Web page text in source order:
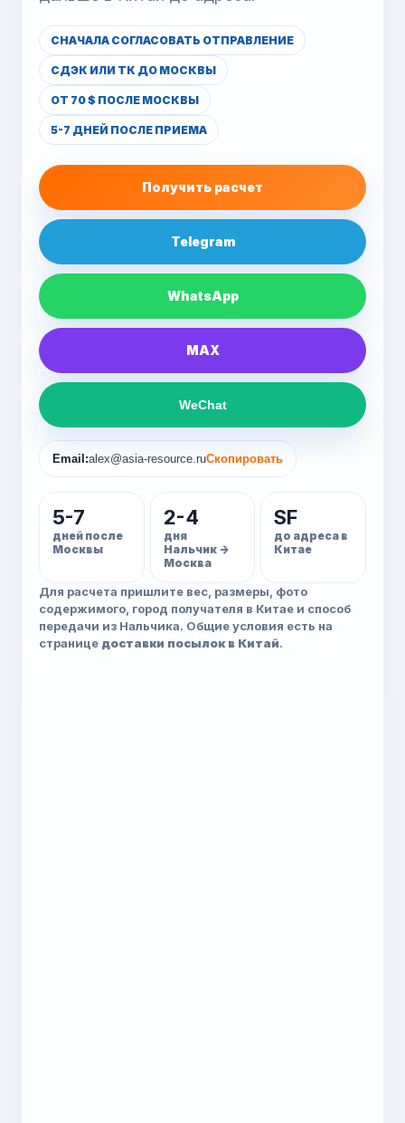
СНАЧАЛА СОГЛАСОВАТЬ ОТПРАВЛЕНИЕ
СДЭК ИЛИ ТК ДО МОСКВЫ
ОТ 70 $ ПОСЛЕ МОСКВЫ
5-7 ДНЕЙ ПОСЛЕ ПРИЕМА
Получить расчет
Telegram
WhatsApp
MAX
WeChat
Email:alex@asia-resource.ruСкопировать
5-7
дней после
Москвы
2-4
дня
Нальчик ->
Москва
SF
до адреса в
Китае
Для расчета пришлите вес, размеры, фото
содержимого, город получателя в Китае и способ
передачи из Нальчика. Общие условия есть на
странице доставки посылок в Китай.